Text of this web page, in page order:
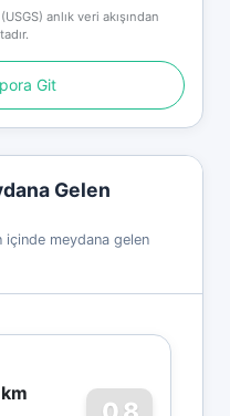
anlık veri akışından
Git
Gelen
içinde meydana gelen